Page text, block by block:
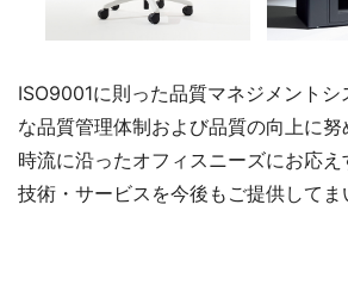
ISO9001に則った品質マネジメント
な品質管理体制および品質の向上に努
時流に沿ったオフィスニーズにお応え
技術・サービスを今後もご提供してま